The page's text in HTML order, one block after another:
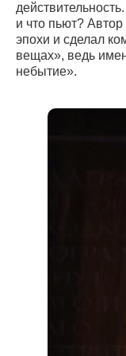
и что пьют? Автор
эпохи и сделал
вещах», ведь
небытие».